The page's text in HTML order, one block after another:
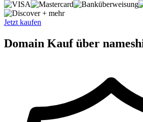
+ mehr
Jetzt kaufen
Domain Kauf über